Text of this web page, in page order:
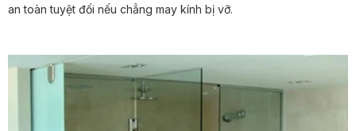
an toàn tuyệt đối nếu chẳng may kính bị vỡ.